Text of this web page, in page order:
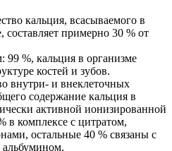
кальция, всасываемого в
примерно 30 % от
99 %, кальция в организме
костей и зубов.
внутри- и внеклеточных
содержание кальция в
активной ионизированной
в комплексе с цитратом,
остальные 40 % связаны с
альбумином.